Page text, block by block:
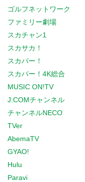
ゴルフネットワーク
ファミリー劇場
スカチャン1
スカサカ！
スカパー！
スカパー！4K総合
MUSIC ON!TV
J:COMチャンネル
チャンネルNECO
TVer
AbemaTV
GYAO!
Hulu
Paravi